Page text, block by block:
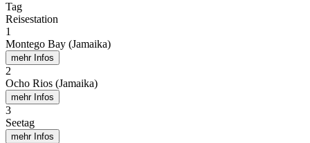
Tag
Reisestation
1
Montego Bay (Jamaika)
mehr Infos
2
Ocho Rios (Jamaika)
mehr Infos
3
Seetag
mehr Infos